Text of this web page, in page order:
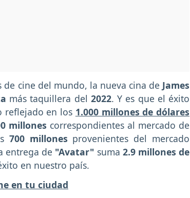
de cine del mundo, la nueva cina de James
más taquillera del 2022. Y es que el éxito
reflejado en los 1.000 millones de dólares
millones correspondientes al mercado de
700 millones provenientes del mercado
entrega de "Avatar" suma 2.9 millones de
en nuestro país.
en tu ciudad